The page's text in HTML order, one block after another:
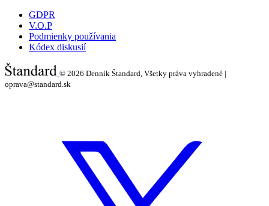
GDPR
V.O.P
Podmienky používania
Kódex diskusií
© 2026 Denník Štandard, Všetky práva vyhradené |
oprava@standard.sk